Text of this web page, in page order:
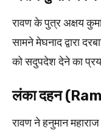
रावण के पुत्र अक्षय
सामने मेघनाद द्वारा
को सदुपदेश देने का
लंका दहन
रावण ने हनुमान